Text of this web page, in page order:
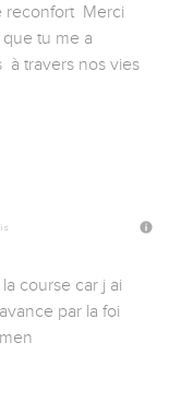
reconfort  Merci
tu me a
à travers nos vies
course car j ai
par la foi